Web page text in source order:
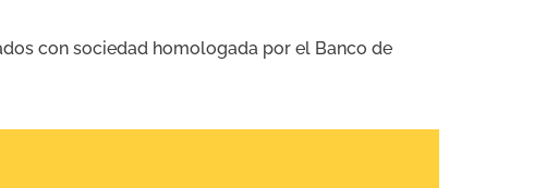
con sociedad homologada por el Banco de